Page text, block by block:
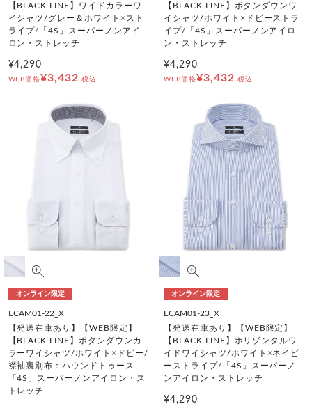
【BLACK LINE】ワイドカラーワ
イシャツ/グレー＆ホワイト×スト
ライプ/「4S」スーパーノンアイ
ロン・ストレッチ
¥4,290
WEB価格¥3,432 税込
【BLACK LINE】ボタンダウンワ
イシャツ/ホワイト×ドビーストラ
イプ/「4S」スーパーノンアイロ
ン・ストレッチ
¥4,290
WEB価格¥3,432 税込
オンライン限定
ECAM01-22_X
【発送在庫あり】【WEB限定】
【BLACK LINE】ボタンダウンカ
ラーワイシャツ/ホワイト×ドビー/
襟袖裏別布：ハウンドトゥース
「4S」スーパーノンアイロン・ス
トレッチ
オンライン限定
ECAM01-23_X
【発送在庫あり】【WEB限定】
【BLACK LINE】ホリゾンタルワ
イドワイシャツ/ホワイト×ネイビ
ーストライプ/「4S」スーパーノ
ンアイロン・ストレッチ
¥4,290